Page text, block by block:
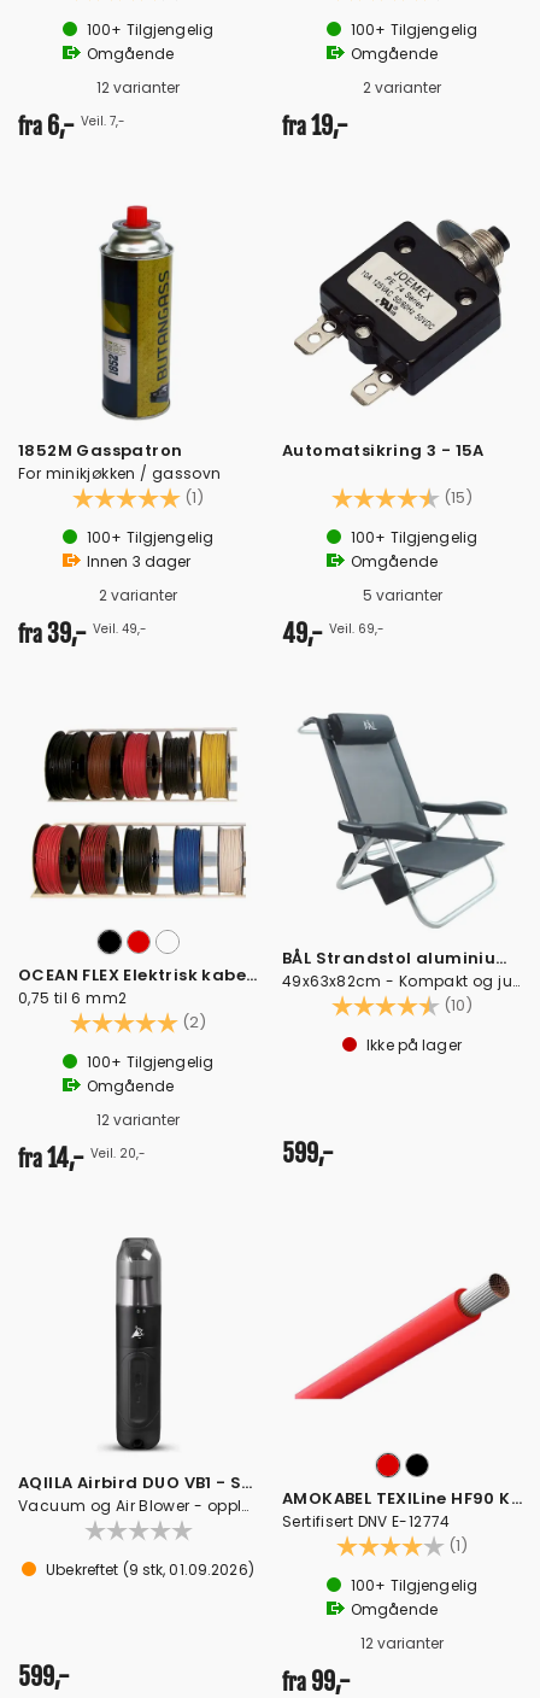
100+ Tilgjengelig
Omgående
12 varianter
fra 6,- Veil. 7,-
100+ Tilgjengelig
Omgående
2 varianter
fra19,-
1852M Gasspatron
For minikjøkken / gassovn
Karakter: (1)
100+ Tilgjengelig
Innen 3 dager
2 varianter
fra39,- Veil. 49,-
Automatsikring 3 - 15A
Karakter: (15)
100+ Tilgjengelig
Omgående
5 varianter
49,- Veil. 69,-
OCEAN FLEX Elektrisk kabel fortinnet
0,75 til 6 mm2
Karakter: (2)
100+ Tilgjengelig
Omgående
12 varianter
fra14,- Veil. 20,-
BÅL Strandstol aluminium - Mørk grå
49x63x82cm - Kompakt og justerbar
Karakter: (10)
Ikke på lager
599,-
AQIILA Airbird DUO VB1 - Støvsuger
Vacuum og Air Blower - oppladbar
Ubekreftet (9 stk,01.09.2026)
599,-
AMOKABEL TEXILine HF90 Kabel
Sertifisert DNV E-12774
Karakter: (1)
100+ Tilgjengelig
Omgående
12 varianter
fra 99,-